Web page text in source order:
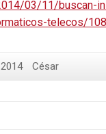
03/11/buscan-
telecos/
César